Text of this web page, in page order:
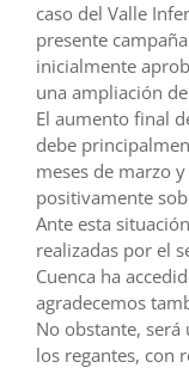
caso del Valle
presente
inicialmente
una ampliación
El aumento final
debe
meses de marzo
positivamente
Ante esta
realizadas por el
Cuenca ha
agradecemos
No obstante,
los regantes, con